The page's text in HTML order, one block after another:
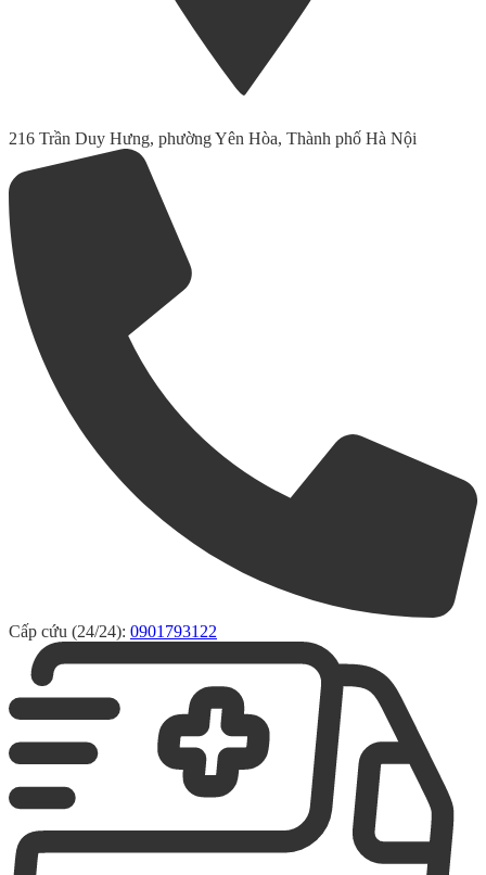
216 Trần Duy Hưng, phường Yên Hòa, Thành phố Hà Nội
Cấp cứu (24/24): 0901793122